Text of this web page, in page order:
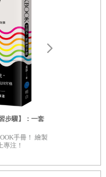
的對話？
不了解你的心
說一點嗎？
的情緒與需求是什麼？
的目的究竟是什麼？
解決辦法嗎？
）在發揮作用。本書
感覺與推測來判斷對方的
下批判，轉而關注對方的
入體心狀態，就不會再倉
一場理解與共鳴的對話。
種與生存直接相關的問
祖先面臨氣候變遷，被迫
提高了生存的風險。當時
樣的環境中，我們的祖先
步驟】：一套
手冊！ 繪製
注！